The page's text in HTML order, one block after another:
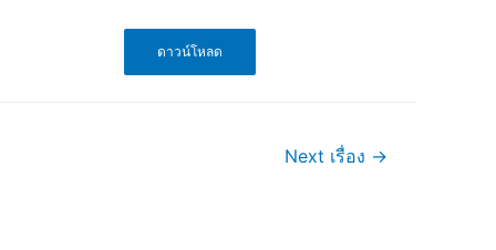
ดาวน์โหลด
Next เรื่อง →